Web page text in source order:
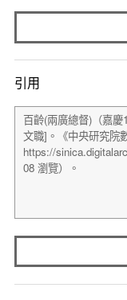
引用